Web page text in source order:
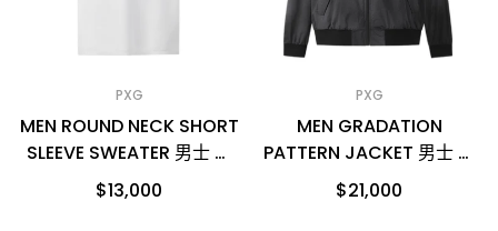
PXG
MEN ROUND NECK SHORT
SLEEVE SWEATER 男士 圓
領短袖針織上衣
$13,000
PXG
MEN GRADATION
PATTERN JACKET 男士 經
典飛行外套
$21,000